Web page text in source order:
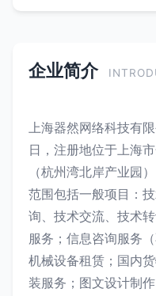
企业简介
上海器然网络科技有
日，注册地位于上海
（杭州湾北岸产业园
范围包括一般项目：
询、技术交流、技术
服务；信息咨询服务
机械设备租赁；国内
装服务；图文设计制